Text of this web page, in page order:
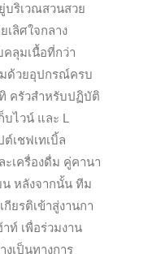
บริเวณสวนสวย
เลิศใจกลาง
คลุมเนื้อที่กว่า
มด้วยอุปกรณ์ครบ
ครัวสำหรับปฏิบัติ
ไวน์ และ L
ต์เชฟเทเบิ้ล
เครื่องดื่ม คู่คานา
น หลังจากนั้น ทีม
ยรติเข้าสู่งานกา
ท์ เพื่อร่วมงาน
งเป็นทางการ